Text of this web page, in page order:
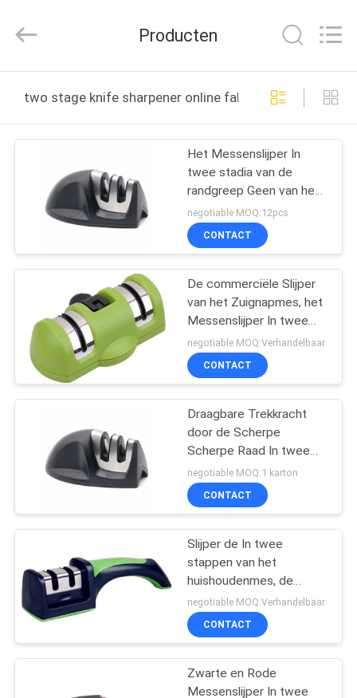
PRODUCTEN
VIDEO'S
ONS
FABRIEKSTOUR
KWALITEITSCONTROLE
CONTACT
MET
OP
NIEUWS
GEVALLEN
Electric
Appliance
All
Producten
two stage knife sharpener online fabricage
Het Messenslijper In
twee stadia van de
randgreep Geen van het
de Keukenhuis van de
Misstapmat de
Slijperhulpmiddel
negotiable MOQ:12pcs
CONTACT
De commerciële Slijper
van het Zuignapmes, het
Messenslijper In twee
stadia van de Huischef-
kok
negotiable MOQ:Verhandelbaar
CONTACT
Draagbare Trekkracht
door de Scherpe
Scherpe Raad In twee
stappen van de
Messenslijper voor
Beginners
negotiable MOQ:1 karton
CONTACT
Slijper de In twee
stappen van het
huishoudenmes, de
Slijper van het Tuinmes
met Vooraf ingestelde
Scherpende Hoek
negotiable MOQ:Verhandelbaar
CONTACT
Zwarte en Rode
Messenslijper In twee